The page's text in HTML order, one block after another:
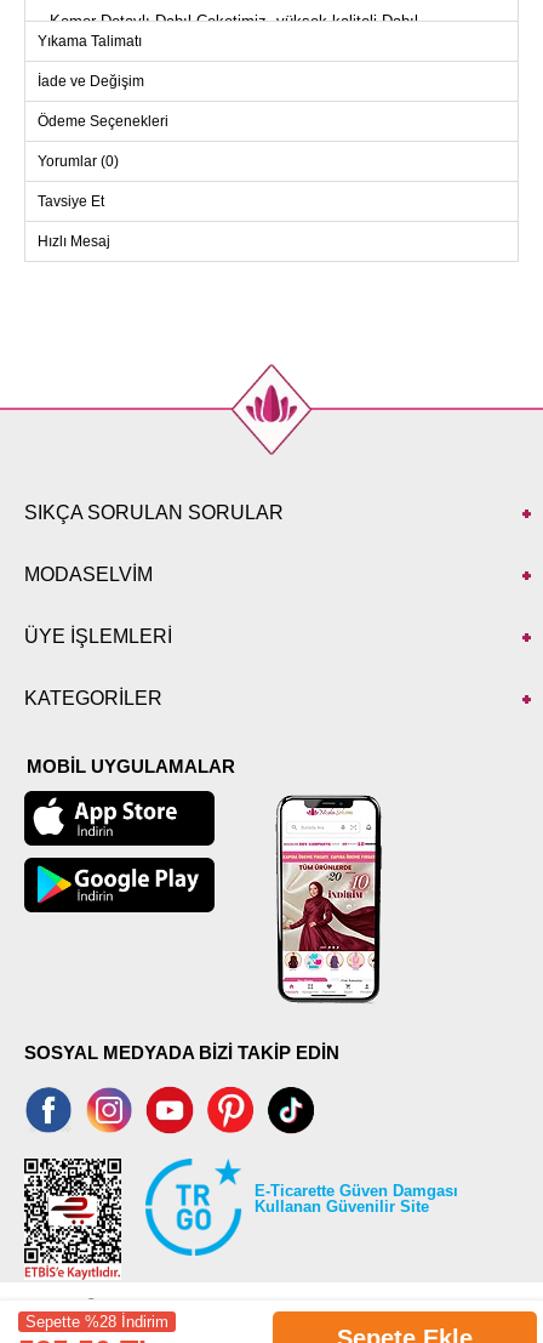
Kemer Detaylı Dabıl Ceketimiz, yüksek kaliteli Dabıl
kumaşından üretilmiş ve dört mevsim boyunca rahatlıkla
yapısı ve zarif bel kısmındaki kemer detayı ile feminen bir
duruş sergilerken, kemerin uçları dikilerek dalgalanma
önlenmiştir. İçeride ve önde pratik kullanım için düğmeler
eklenmiştir. Kemer, çıkarılabilir özelliğiyle farklı tarzlara uyum
sağlar.
(CM)
Beden
112
Yıkama Talimatı
İade ve Değişim
Ödeme Seçenekleri
Yorumlar (0)
Tavsiye Et
Hızlı Mesaj
Sepette %28 İndirim
SIKÇA SORULAN SORULAR
MODASELVİM
ÜYE İŞLEMLERİ
KATEGORİLER
MOBİL UYGULAMALAR
SOSYAL MEDYADA BİZİ TAKİP EDİN
E-Ticarette Güven Damgası
Kullanan Güvenilir Site